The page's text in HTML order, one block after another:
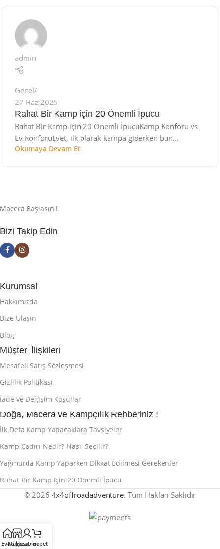
admin
Genel
27 Haz 2025
Rahat Bir Kamp için 20 Önemli İpucu
Rahat Bir Kamp için 20 Önemli İpucuKamp Konforu vs
Ev KonforuEvet, ilk olarak kampa giderken bun...
Okumaya Devam Et
Macera Başlasın !
Bizi Takip Edin
Kurumsal
Hakkımızda
Bize Ulaşın
Blog
Müşteri İlişkileri
Mesafeli Satış Sözleşmesi
Gizlilik Politikası
İade ve Değişim Koşulları
Doğa, Macera ve Kampçılık Rehberiniz !
İlk Defa Kamp Yapacaklara Tavsiyeler
Kamp Çadırı Nedir? Nasıl Seçilir?
Yağmurda Kamp Yaparken Dikkat Edilmesi Gerekenler
Rahat Bir Kamp için 20 Önemli İpucu
© 2026 4x4offroadadventure. Tüm Hakları Saklıdır
EvdeMağaza
Hesabımsepet